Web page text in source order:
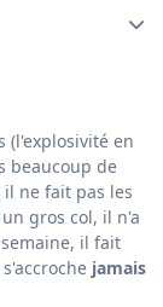
(l'explosivité en
beaucoup de
ne fait pas les
gros col, il n'a
il fait
jamais